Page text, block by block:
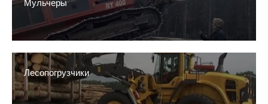
Мульчеры
Лесопогрузчики